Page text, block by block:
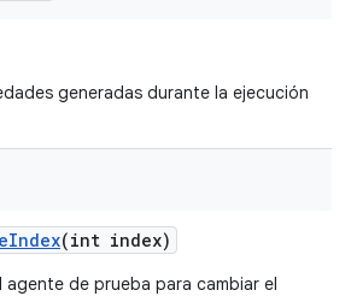
generadas durante la ejecución
Index(int index)
de prueba para cambiar el